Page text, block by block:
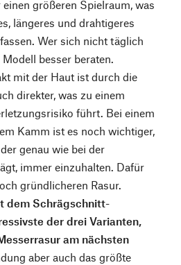
größeren Spielraum, was
längeres und drahtigeres
Wer sich nicht täglich
besser beraten.
mit der Haut ist durch die
direkter, was zu einem
führt. Bei einem
Kamm ist es noch wichtiger,
genau wie bei der
immer einzuhalten. Dafür
gründlicheren Rasur.
dem Schrägschnitt-
der drei Varianten,
am nächsten
aber auch das größte